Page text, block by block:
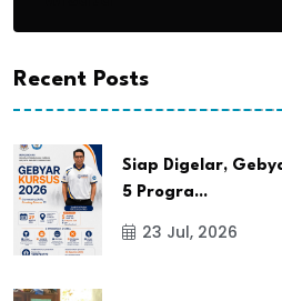
Recent Posts
Siap Digelar,
5 Progra...
23 Jul, 2026